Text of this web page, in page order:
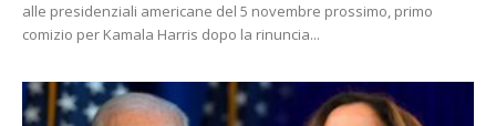
alle presidenziali americane del 5 novembre prossimo, primo
comizio per Kamala Harris dopo la rinuncia...